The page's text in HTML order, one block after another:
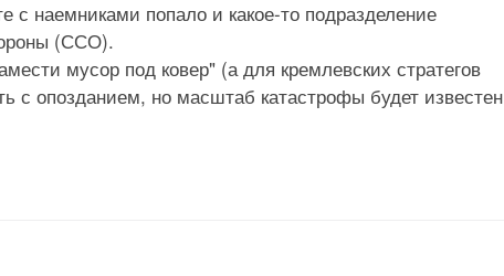
наемниками попало и какое-то подразделение
(ССО).
мусор под ковер" (а для кремлевских стратегов
с опозданием, но масштаб катастрофы будет известен